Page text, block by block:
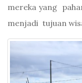
mereka yang
menjadi tujuan